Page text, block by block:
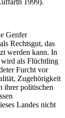
Genfer
Rechtsgut, das
werden kann. In
als Flüchtling
Furcht vor
Zugehörigkeit
ihrer politischen
Landes nicht